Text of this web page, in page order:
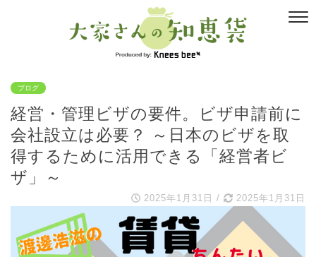
ブログ
経営・管理ビザの要件。ビザ申請前に
会社設立は必要？ ～日本のビザを取
得するために活用できる「経営者ビ
ザ」～
2025年1月31日 / 2025年1月31日